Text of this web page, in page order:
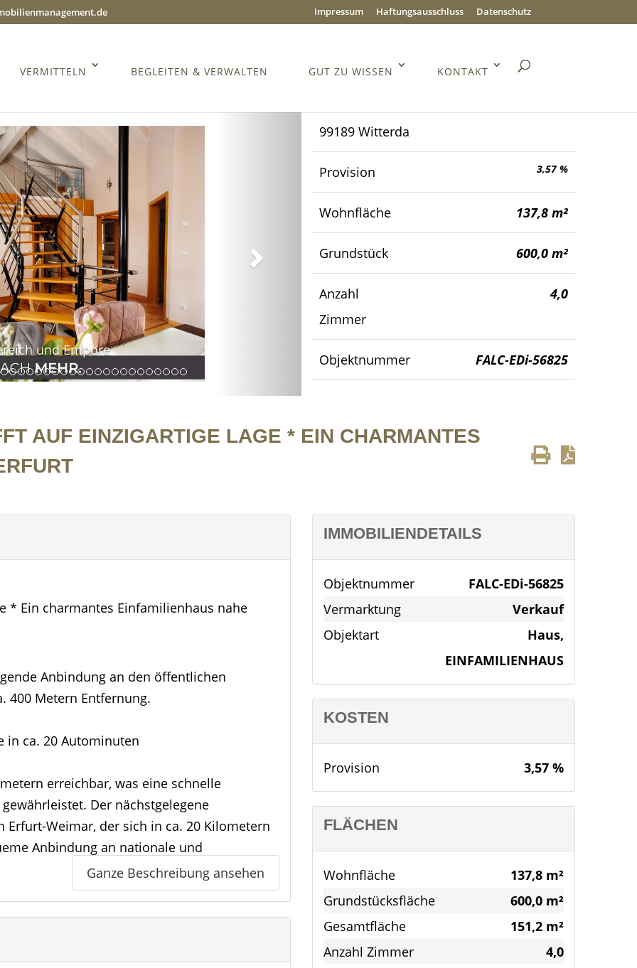
Impressum Haftungsausschluss Datenschutz
VERMITTELN BEGLEITEN & VERWALTEN GUT ZU WISSEN KONTAKT
99189 Witterda
Provision 3,57 %
Wohnfläche 137,8 m²
Grundstück 600,0 m²
Anzahl
Zimmer
4,0
Objektnummer FALC-EDi-56825
AUF EINZIGARTIGE LAGE * EIN CHARMANTES
* Ein charmantes Einfamilienhaus nahe
Anbindung an den öffentlichen
400 Metern Entfernung.
in ca. 20 Autominuten
erreichbar, was eine schnelle
Der nächstgelegene
Weimar, der sich in ca. 20 Kilometern
Anbindung an nationale und
und das Restaurant Landhaus - Zum
Ganze Beschreibung ansehen
IMMOBILIENDETAILS
Objektnummer
FALC-EDi-56825
Vermarktung
Verkauf
Objektart
Haus,
EINFAMILIENHAUS
KOSTEN
Provision 3,57 %
FLÄCHEN
Wohnfläche
137,8 m²
Grundstücksfläche
600,0 m²
Gesamtfläche
151,2 m²
Anzahl Zimmer
4,0